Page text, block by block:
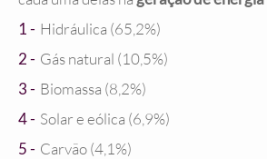
Hidráulica (65,2%)
Gás natural (10,5%)
Biomassa (8,2%)
Solar e eólica (6,9%)
Carvão (4,1%)